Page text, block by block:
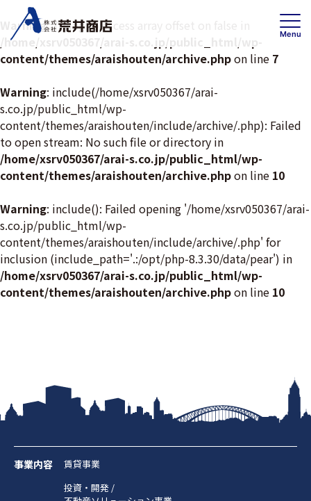
Menu
事業内容
賃貸事業
投資・開発 /不動産ソリューション事業
高齢者住宅事業
会社情報
トップメッセージ
企業理念・事業案内
会社概要
沿革
お知らせ
ニュースリリース
Warning: Trying to access array offset on false in
/home/xsrv050367/arai-s.co.jp/public_html/wp-
content/themes/araishouten/archive.phpon line 7
Warning: include(/home/xsrv050367/arai-
s.co.jp/public_html/wp-
content/themes/araishouten/include/archive/.php): Failed
to open stream: No such file or directory in
/home/xsrv050367/arai-s.co.jp/public_html/wp-
content/themes/araishouten/archive.phpon line 10
Warning: include(): Failed opening '/home/xsrv050367/arai-
s.co.jp/public_html/wp-
content/themes/araishouten/include/archive/.php' for
inclusion (include_path='.:/opt/php-8.3.30/data/pear') in
/home/xsrv050367/arai-s.co.jp/public_html/wp-
content/themes/araishouten/archive.phpon line 10
事業内容
賃貸事業
投資・開発 /